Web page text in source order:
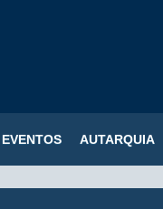
AUTARQUIA